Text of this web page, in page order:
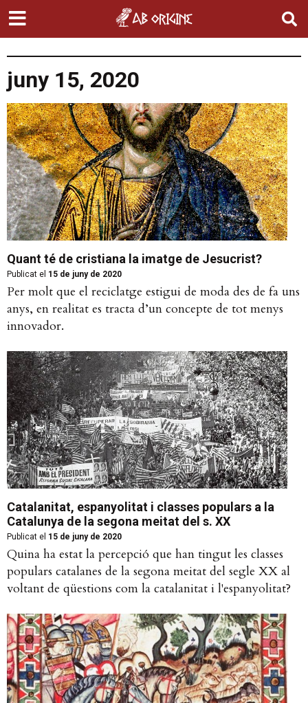
juny 15, 2020
Quant té de cristiana la imatge de Jesucrist?
Publicat el 15 de juny de 2020
Per molt que el reciclatge estigui de moda des de fa uns
anys, en realitat es tracta d’un concepte de tot menys
innovador.
Catalanitat, espanyolitat i classes populars a la
Catalunya de la segona meitat del s. XX
Publicat el 15 de juny de 2020
Quina ha estat la percepció que han tingut les classes
populars catalanes de la segona meitat del segle XX al
voltant de qüestions com la catalanitat i l'espanyolitat?